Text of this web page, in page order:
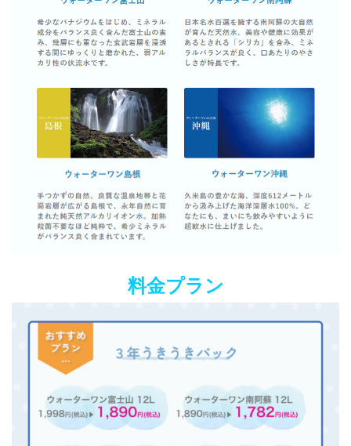
料金プラン